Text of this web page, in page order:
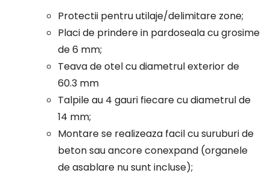
Protectii pentru utilaje/delimitare zone;
Placi de prindere in pardoseala cu grosime
de 6 mm;
Teava de otel cu diametrul exterior de
60.3 mm
Talpile au 4 gauri fiecare cu diametrul de
14 mm;
Montare se realizeaza facil cu suruburi de
beton sau ancore conexpand (organele
de asablare nu sunt incluse);